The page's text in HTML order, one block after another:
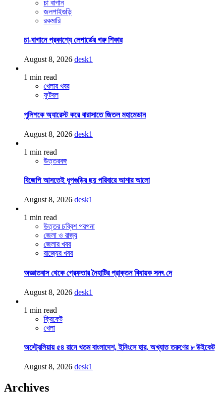
চা বাগান
জলপাইগুড়ি
রকমারি
চা-বাগানে প্রকাশ্যে লেপার্ডের গরু শিকার
August 8, 2026 desk1
1 min read
খেলার খবর
ফুটবল
পুলিশকে অ্যারেস্ট করে বারাসাতে জিতল মহামেডান
August 8, 2026 desk1
1 min read
উত্তরবঙ্গ
বিজেপি আসতেই ধূপগুড়ির ছয় পরিবারে আশার আলো
August 8, 2026 desk1
1 min read
উত্তর চব্বিশ পরগনা
জেলা ও রাজ্য
জেলার খবর
রাজ্যের খবর
অজ্ঞাতবাস থেকে গ্রেফতার নৈহাটির প্রাক্তন বিধায়ক সনৎ দে
August 8, 2026 desk1
1 min read
ক্রিকেট
খেলা
অস্ট্রেলিয়ায় ৫৪ রানে খতম বাংলাদেশ, ইনিংসে হার, অখ্যাত তরুণের ৮ উইকেট
August 8, 2026 desk1
Archives